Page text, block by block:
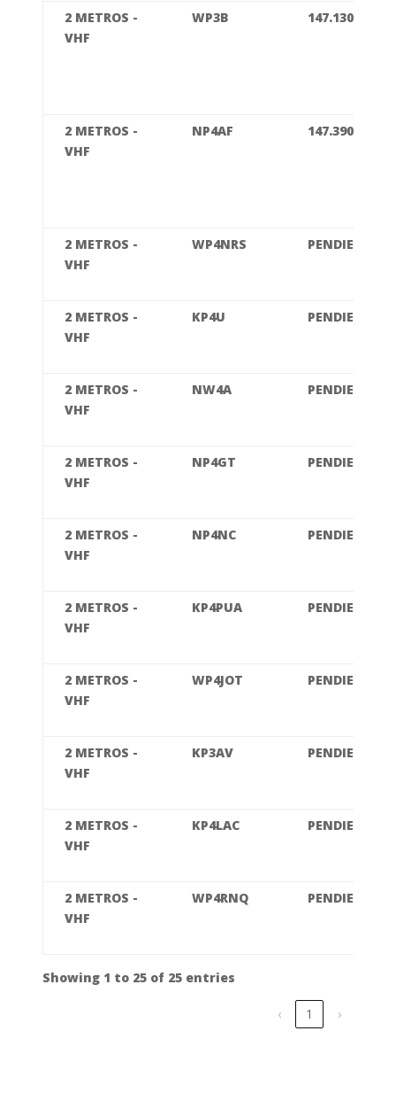
2 METROS -
VHF
WP3B 147.130
2 METROS -
VHF
NP4AF 147.390
2 METROS -
VHF
WP4NRS PENDIENTE
2 METROS -
VHF
KP4U PENDIENTE
2 METROS -
VHF
NW4A PENDIENTE
2 METROS -
VHF
NP4GT PENDIENTE
2 METROS -
VHF
NP4NC PENDIENTE
2 METROS -
VHF
KP4PUA PENDIENTE
2 METROS -
VHF
WP4JOT PENDIENTE
2 METROS -
VHF
KP3AV PENDIENTE
2 METROS -
VHF
KP4LAC PENDIENTE
2 METROS -
VHF
WP4RNQ PENDIENTE
Showing 1 to 25 of 25 entries
‹ 1 ›